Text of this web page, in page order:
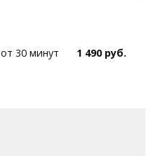
от 30 минут 1 490 руб.